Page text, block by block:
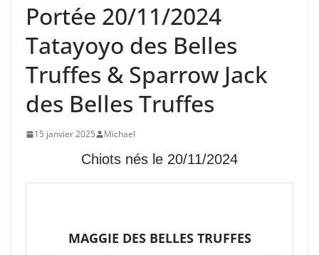
Portée 20/11/2024
Tatayoyo des Belles
Truffes & Sparrow Jack
des Belles Truffes
15 janvier 2025 Michael
Chiots nés le 20/11/2024
MAGGIE DES BELLES TRUFFES